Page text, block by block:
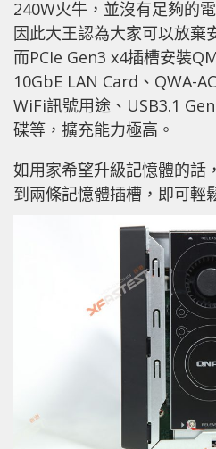
240W火牛，並沒有足夠的
因此大王認為大家可以放棄
而PCIe Gen3 x4插槽安裝
10GbE LAN Card、QWA-
WiFi訊號用途、USB3.1
碟等，擴充能力極高。
如用家希望升級記憶體的話
到兩條記憶體插槽，即可輕